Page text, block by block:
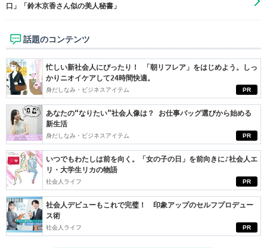
口」「鈴木京香さん似の美人秘書」
話題のコンテンツ
PR
忙しい新社会人にぴったり！ 「朝リフレア」をはじめよう。しっ
かりニオイケアして24時間快適。
身だしなみ・ビジネスアイテム
PR
あなたの“なりたい”社会人像は？ お仕事バッグ選びから始める
新生活
身だしなみ・ビジネスアイテム
PR
いつでもわたしは前を向く。「女の子の日」を前向きに♪社会人エ
リ・大学生リカの物語
社会人ライフ
PR
社会人デビューもこれで完璧！ 印象アップのセルフプロデュー
ス術
社会人ライフ